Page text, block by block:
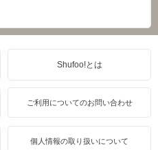
Shufoo!とは
ご利用についてのお問い合わせ
個人情報の取り扱いについて